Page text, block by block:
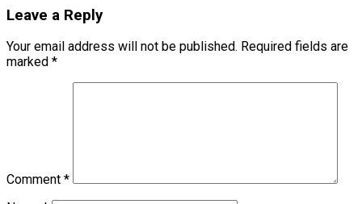
Leave a Reply
Your email address will not be published. Required fields are
marked *
Comment *